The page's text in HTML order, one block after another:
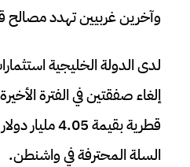
وآخرين غربيين تهدد مصالح
لدى الدولة الخليجية
إلغاء صفقتين في الفترة
السلة المحترفة في واشنطن.